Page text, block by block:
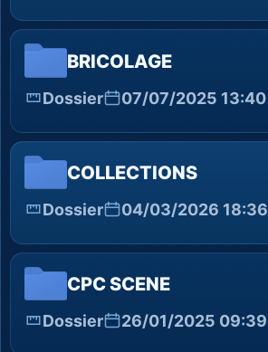
BRICOLAGE
Dossier 07/07/2025 13:40
COLLECTIONS
Dossier 04/03/2026 18:36
CPC SCENE
Dossier 26/01/2025 09:39